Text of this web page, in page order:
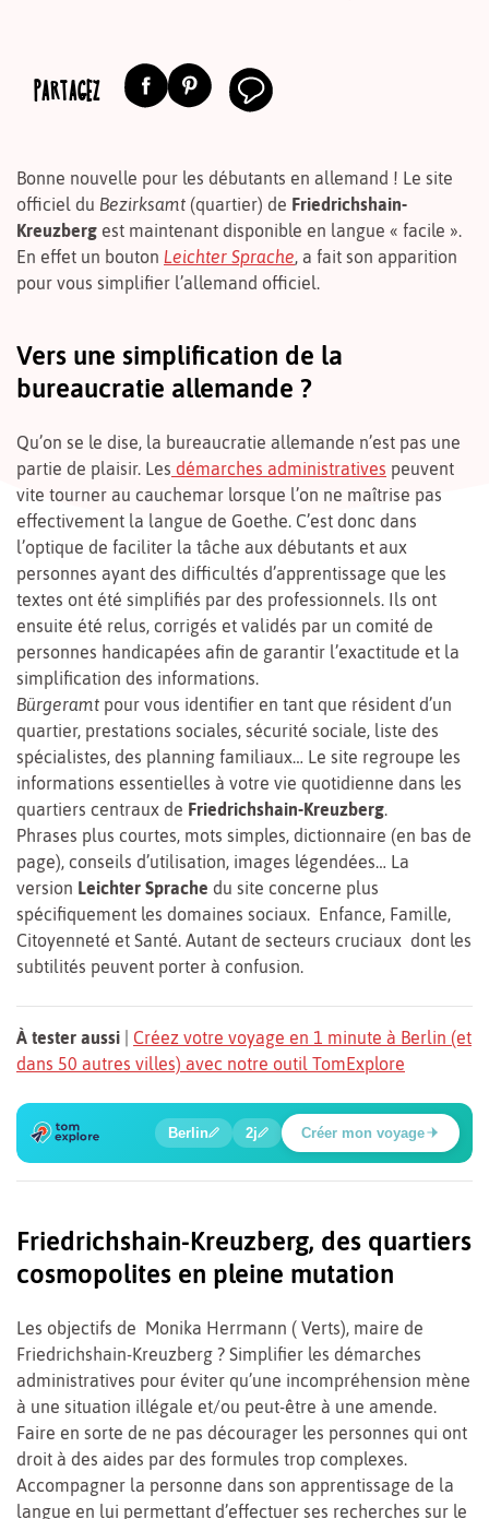
PARTAGEZ
Bonne nouvelle pour les débutants en allemand ! Le site
officiel du Bezirksamt (quartier) de Friedrichshain-
Kreuzberg est maintenant disponible en langue « facile ».
En effet un bouton Leichter Sprache, a fait son apparition
pour vous simplifier l’allemand officiel.
Vers une simplification de la
bureaucratie allemande ?
Qu’on se le dise, la bureaucratie allemande n’est pas une
partie de plaisir. Les démarches administratives peuvent
vite tourner au cauchemar lorsque l’on ne maîtrise pas
effectivement la langue de Goethe. C’est donc dans
l’optique de faciliter la tâche aux débutants et aux
personnes ayant des difficultés d’apprentissage que les
textes ont été simplifiés par des professionnels. Ils ont
ensuite été relus, corrigés et validés par un comité de
personnes handicapées afin de garantir l’exactitude et la
simplification des informations.
Bürgeramt pour vous identifier en tant que résident d’un
quartier, prestations sociales, sécurité sociale, liste des
spécialistes, des planning familiaux… Le site regroupe les
informations essentielles à votre vie quotidienne dans les
quartiers centraux de Friedrichshain-Kreuzberg.
Phrases plus courtes, mots simples, dictionnaire (en bas de
page), conseils d’utilisation, images légendées… La
version Leichter Sprache du site concerne plus
spécifiquement les domaines sociaux. Enfance, Famille,
Citoyenneté et Santé. Autant de secteurs cruciaux dont les
subtilités peuvent porter à confusion.
À tester aussi
Créez votre voyage en 1 minute à Berlin (et
dans 50 autres villes) avec notre outil TomExplore
🔍
🔍
🔍
🍲
🔍
Poste de contrôle Charlie
Berlin 2j Créer mon voyage
Friedrichshain-Kreuzberg, des quartiers
cosmopolites en pleine mutation
Les objectifs de Monika Herrmann ( Verts), maire de
Friedrichshain-Kreuzberg ? Simplifier les démarches
administratives pour éviter qu’une incompréhension mène
à une situation illégale et/ou peut-être à une amende.
Faire en sorte de ne pas décourager les personnes qui ont
droit à des aides par des formules trop complexes.
Accompagner la personne dans son apprentissage de la
langue en lui permettant d’effectuer ses recherches sur le